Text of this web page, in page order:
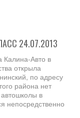
24.07.2013
Авто в
открыла
по адресу
района нет
в
непосредственно